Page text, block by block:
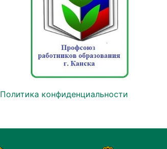
Политика конфиденциальности